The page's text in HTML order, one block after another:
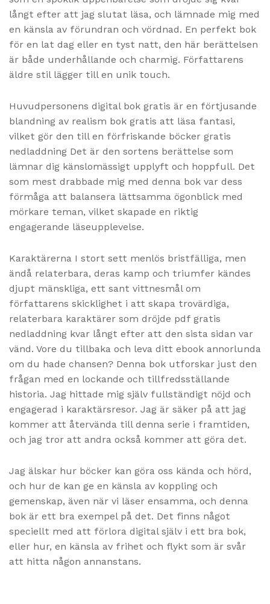
långt efter att jag slutat läsa, och lämnade mig med
en känsla av förundran och vördnad. En perfekt bok
för en lat dag eller en tyst natt, den här berättelsen
är både underhållande och charmig. Författarens
äldre stil lägger till en unik touch.
Huvudpersonens digital bok gratis är en förtjusande
blandning av realism bok gratis att läsa fantasi,
vilket gör den till en förfriskande böcker gratis
nedladdning Det är den sortens berättelse som
lämnar dig känslomässigt upplyft och hoppfull. Det
som mest drabbade mig med denna bok var dess
förmåga att balansera lättsamma ögonblick med
mörkare teman, vilket skapade en riktig
engagerande läseupplevelse.
Karaktärerna I stort sett menlös bristfälliga, men
ändå relaterbara, deras kamp och triumfer kändes
djupt mänskliga, ett sant vittnesmål om
författarens skicklighet i att skapa trovärdiga,
relaterbara karaktärer som dröjde pdf gratis
nedladdning kvar långt efter att den sista sidan var
vänd. Vore du tillbaka och leva ditt ebook annorlunda
om du hade chansen? Denna bok utforskar just den
frågan med en lockande och tillfredsställande
historia. Jag hittade mig själv fullständigt nöjd och
engagerad i karaktärsresor. Jag är säker på att jag
kommer att återvända till denna serie i framtiden,
och jag tror att andra också kommer att göra det.
Jag älskar hur böcker kan göra oss kända och hörd,
och hur de kan ge en känsla av koppling och
gemenskap, även när vi läser ensamma, och denna
bok är ett bra exempel på det. Det finns något
speciellt med att förlora digital själv i ett bra bok,
eller hur, en känsla av frihet och flykt som är svår
att hitta någon annanstans.